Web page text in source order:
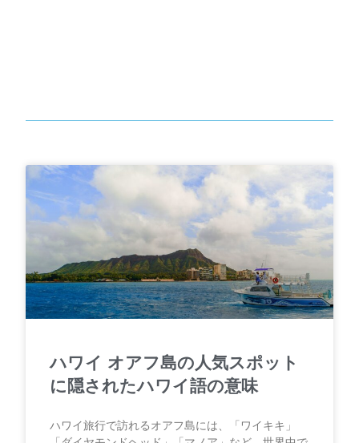
ハワイ オアフ島の人気スポット
に隠されたハワイ語の意味
ハワイ旅行で訪れるオアフ島には、「ワイキキ」